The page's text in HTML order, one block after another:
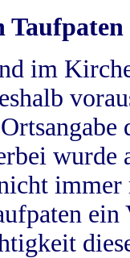
Taufpaten
im
wurde